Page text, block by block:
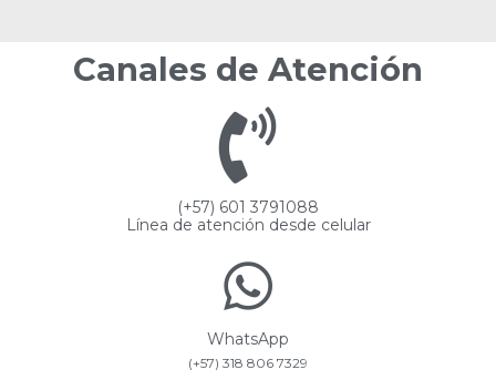
Canales de Atención
(+57) 601 3791088
Línea de atención desde celular
WhatsApp
(+57) 318 806 7329